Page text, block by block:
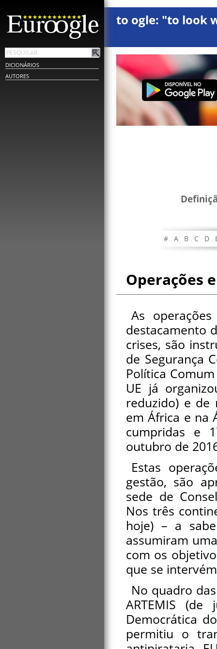
DICIONÁRIOS
AUTORES
to ogle: "to look
# A B C D
Operações
As
destacamento
crises, são
de Segurança
Política
UE já
reduzido) e de
em África e na
cumpridas e
outubro de
Estas
gestão, são
sede de
Nos três
hoje) – a
assumiram
com os
que se
No quadro
ARTEMIS
Democrática
permitiu o